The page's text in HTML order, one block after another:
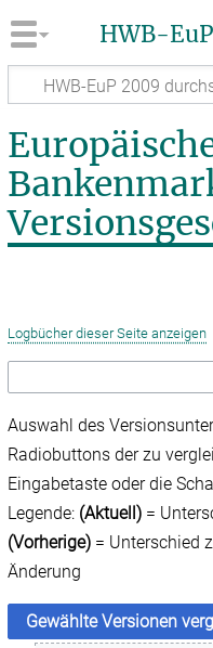
HWB-
Logbücher dieser Seite anzeigen
Auswahl des
Radiobuttons der zu
Eingabetaste oder die
Legende: (Aktuell) =
(Vorherige) = Unterschied
Änderung